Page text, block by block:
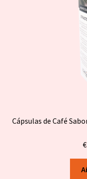
Cápsulas de Café
€